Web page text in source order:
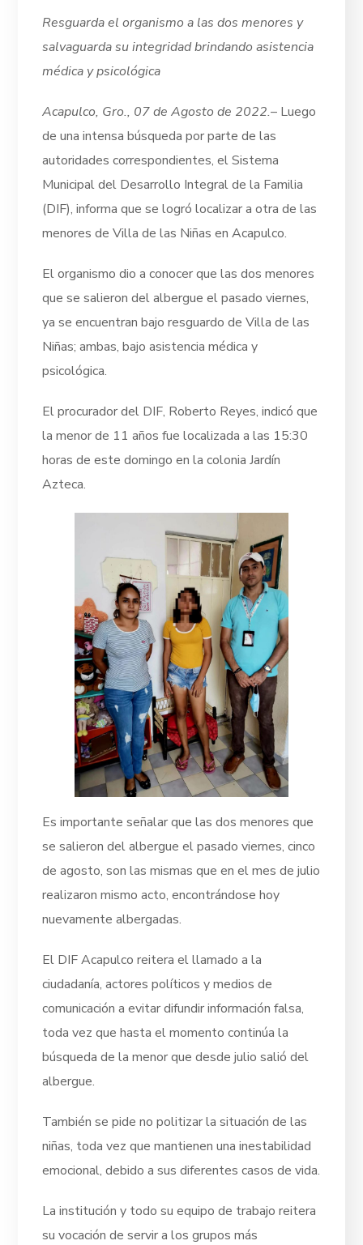
Resguarda el organismo a las dos menores y
salvaguarda su integridad brindando asistencia
médica y psicológica
Acapulco, Gro., 07 de Agosto de 2022.– Luego
de una intensa búsqueda por parte de las
autoridades correspondientes, el Sistema
Municipal del Desarrollo Integral de la Familia
(DIF), informa que se logró localizar a otra de las
menores de Villa de las Niñas en Acapulco.
El organismo dio a conocer que las dos menores
que se salieron del albergue el pasado viernes,
ya se encuentran bajo resguardo de Villa de las
Niñas; ambas, bajo asistencia médica y
psicológica.
El procurador del DIF, Roberto Reyes, indicó que
la menor de 11 años fue localizada a las 15:30
horas de este domingo en la colonia Jardín
Azteca.
Es importante señalar que las dos menores que
se salieron del albergue el pasado viernes, cinco
de agosto, son las mismas que en el mes de julio
realizaron mismo acto, encontrándose hoy
nuevamente albergadas.
El DIF Acapulco reitera el llamado a la
ciudadanía, actores políticos y medios de
comunicación a evitar difundir información falsa,
toda vez que hasta el momento continúa la
búsqueda de la menor que desde julio salió del
albergue.
También se pide no politizar la situación de las
niñas, toda vez que mantienen una inestabilidad
emocional, debido a sus diferentes casos de vida.
La institución y todo su equipo de trabajo reitera
su vocación de servir a los grupos más